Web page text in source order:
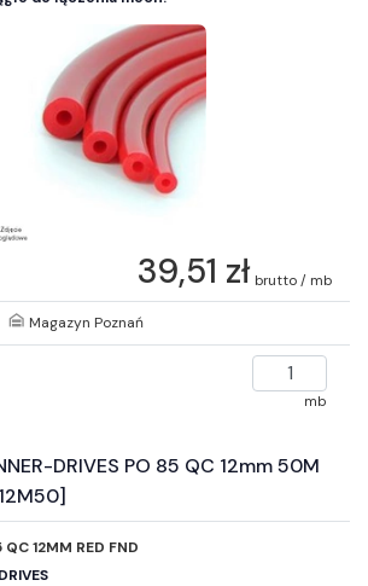
39,51 zł brutto / mb
Magazyn Poznań
mb
DRIVES PO 85 QC 12mm 50M
QC 12MM RED FND